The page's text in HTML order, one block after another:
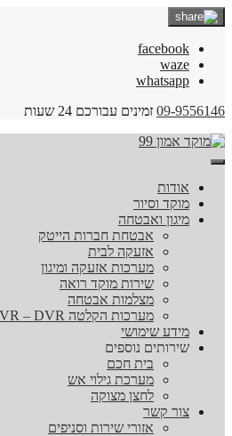
facebook
waze
whatsapp
09-9556146 זמינים עבורכם 24 שעות
אודות
מוקד וסיור
מיגון ואבטחה
אבטחת חברות הייטק
אזעקה לבית
מערכות אזעקה ומיגון
שירות מוקד רואה
מצלמות אבטחה
מערכות הקלטה NVR – DVR
מידע שימושי
שירותים נוספים
בית חכם
מערכת גילוי אש
לחצן מצוקה
צור קשר
אזורי שירות וסניפים